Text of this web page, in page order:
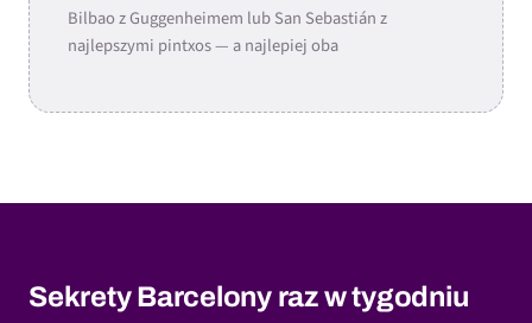
Bilbao z Guggenheimem lub San Sebastián z
najlepszymi pintxos — a najlepiej oba
Sekrety Barcelony raz w tygodniu